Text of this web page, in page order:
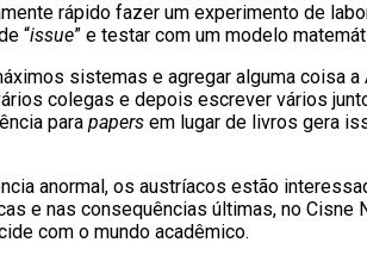
rápido fazer um experimento de
“issue” e testar com um modelo
sistemas e agregar alguma coisa
colegas e depois escrever vários
parapapers em lugar de livros gera
anormal, os austríacos estão
e nas consequências últimas, no Cisne
com o mundo acadêmico.